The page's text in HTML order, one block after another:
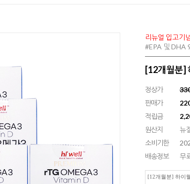
리뉴얼 입고기
#EPA 및 DHA
[12개월분]
정상가
판매가
적립금
원산지
뉴
소비기한
배송정보
무
[12개월분] 하이